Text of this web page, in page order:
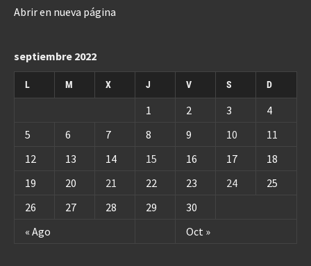
Abrir en nueva página
septiembre 2022
L M X J V S D
« Ago Oct »
1 2 3
4
5
6 7 8 9 10
11
12
13 14 15 16 17
18
19
20 21 22 23 24
25
26
27 28 29 30